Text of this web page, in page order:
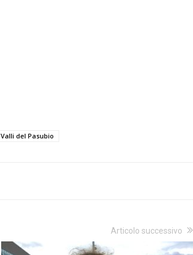
Valli del Pasubio
Articolo successivo